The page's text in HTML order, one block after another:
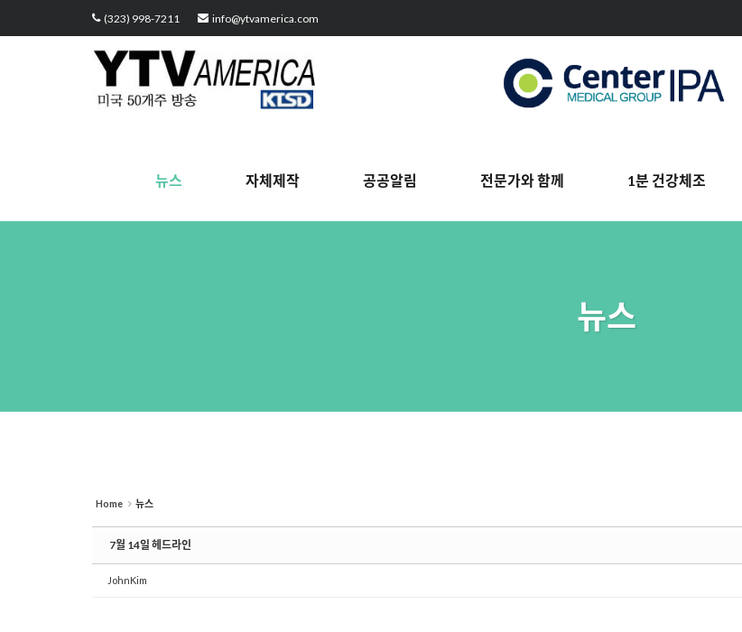
(323) 998-7211 info@ytvamerica.com
뉴스 자체제작 공공알림 전문가와 함께 1분 건강체조
뉴스
Home 뉴스
7월 14일 헤드라인
JohnKim